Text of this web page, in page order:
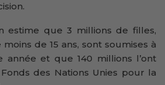
estime que 3 millions de filles,
de 15 ans, sont soumises à
année et que 140 millions l’ont
des Nations Unies pour la